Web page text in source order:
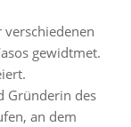
gewidtmet.
Gründerin des
an dem